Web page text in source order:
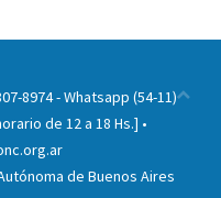
8974 - Whatsapp (54-11)
de 12 a 18 Hs.] •
de Buenos Aires